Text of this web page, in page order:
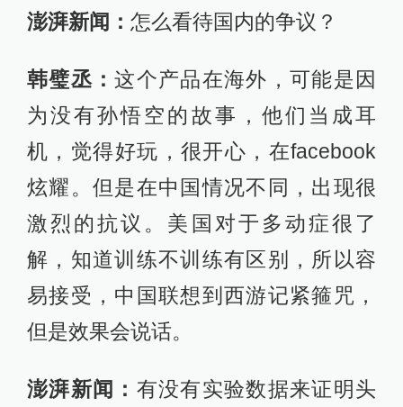
但是效果会说话。
澎湃新闻：有没有实验数据来证明头
环确实有效，能否公开实验数据？
韩璧丞： 在国外我们有数据显示，使
用了头环的班级总成绩比之前提升了
整整2个名次，这就意味着全班成绩都
在大幅度提升。学校衡量学生使用的
效果，要靠客观的数据。学生专注力
也是一个数据。在目前的舆论环境